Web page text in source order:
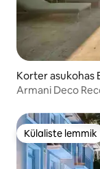
Korter asukohas
Armani Deco
Külaliste lemmik
Külaliste lemmik